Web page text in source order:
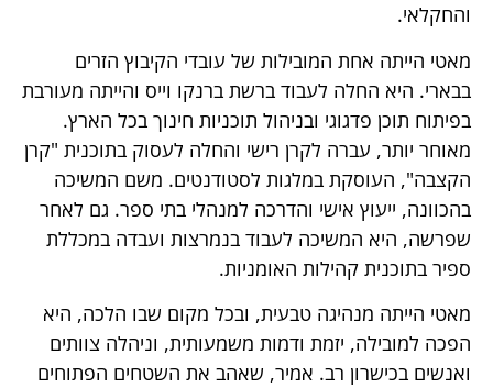
והחקלאי.
מאטי הייתה אחת המובילות של עובדי הקיבוץ הזרים
בבארי. היא החלה לעבוד ברשת ברנקו וייס והייתה מעורבת
בפיתוח תוכן פדגוגי ובניהול תוכניות חינוך בכל הארץ.
מאוחר יותר, עברה לקרן רישי והחלה לעסוק בתוכנית "קרן
הקצבה", העוסקת במלגות לסטודנטים. משם המשיכה
בהכוונה, ייעוץ אישי והדרכה למנהלי בתי ספר. גם לאחר
שפרשה, היא המשיכה לעבוד בנמרצות ועבדה במכללת
ספיר בתוכנית קהילות האומניות.
מאטי הייתה מנהיגה טבעית, ובכל מקום שבו הלכה, היא
הפכה למובילה, יזמת ודמות משמעותית, וניהלה צוותים
ואנשים בכישרון רב. אמיר, שאהב את השטחים הפתוחים